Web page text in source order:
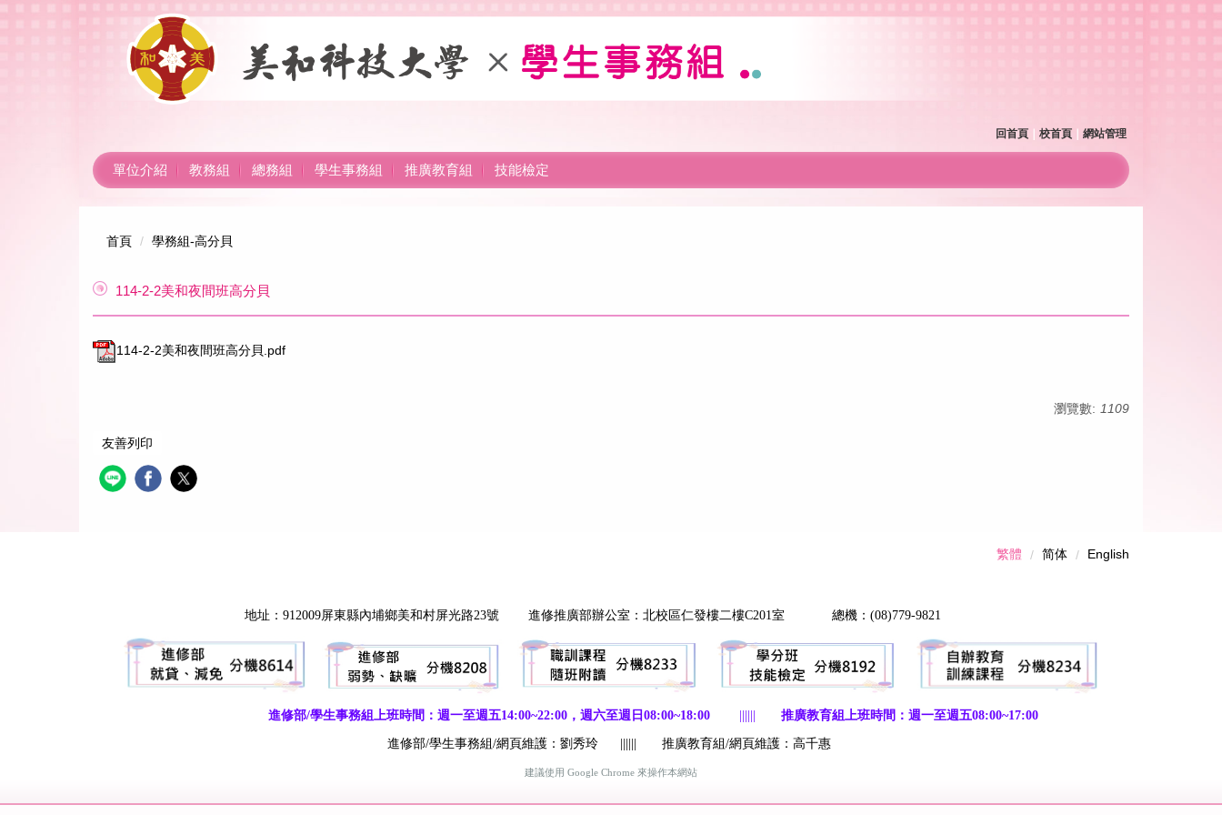
回首頁 校首頁 網站管理
單位介紹 教務組 總務組 學生事務組 推廣教育組 技能檢定
首頁 學務組-高分貝
114-2-2美和夜間班高分貝
114-2-2美和夜間班高分貝.pdf
瀏覽數: 1109
友善列印
繁體 简体 English
地址：912009屏東縣內埔鄉美和村屏光路23號 進修推廣部辦公室：北校區仁發樓二樓C201室 總機：(08)779-9821
進修部/學生事務組上班時間：週一至週五14:00~22:00，週六至週日08:00~18:00 推廣教育組上班時間：週一至週五08:00~17:00
進修部/學生事務組/網頁維護：劉秀玲 推廣教育組/網頁維護：高千惠
建議使用 Google Chrome 來操作本網站